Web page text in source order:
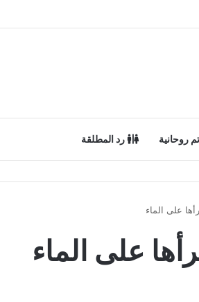
روحانية رد المطلقة
على الماء
على الماء